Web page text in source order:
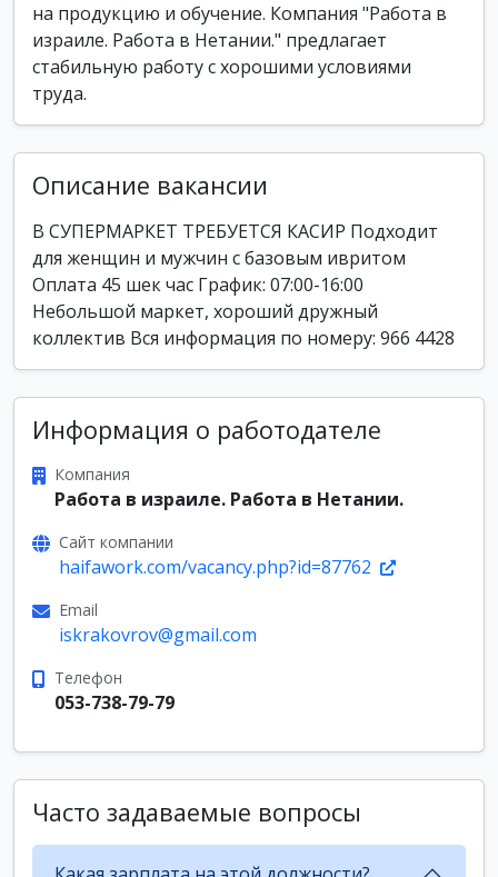
на продукцию и обучение. Компания "Работа в
израиле. Работа в Нетании." предлагает
стабильную работу с хорошими условиями
труда.
Описание вакансии
В СУПЕРМАРКЕТ ТРЕБУЕТСЯ КАСИР Подходит
для женщин и мужчин с базовым ивритом
Оплата 45 шек час График: 07:00-16:00
Небольшой маркет, хороший дружный
коллектив Вся информация по номеру: 966 4428
Информация о работодателе
Компания
Работа в израиле. Работа в Нетании.
Сайт компании
haifawork.com/vacancy.php?id=87762
Email
iskrakovrov@gmail.com
Телефон
053-738-79-79
Часто задаваемые вопросы